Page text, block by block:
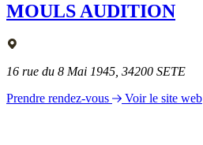
MOULS AUDITION
16 rue du 8 Mai 1945, 34200 SETE
Prendre rendez-vous
Voir le site web